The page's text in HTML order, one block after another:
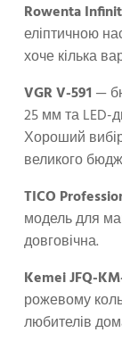
Rowenta
еліптичною
хоче кілька
VGR V-591 —
25 мм та LED-
Хороший
великого
TICO
модель для
довговічна.
Kemei JFQ-
рожевому
любителів